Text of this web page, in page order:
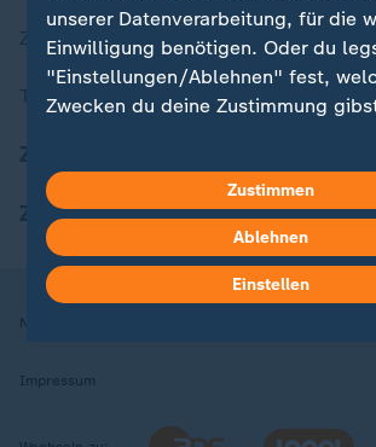
ZDFheute Stories
Themen im Überblick
ZDFheute Apps
Nutzungsbedingungen
Impressum
unserer Datenverarbeitung, für die
Einwilligung benötigen. Oder du
"Einstellungen/Ablehnen" fest,
Zwecken du deine Zustimmung
in deinen Einstellungen widerrufen
Hier findest du das Impressum.
Weitere Informationen findest du in
Datenschutzerklärung.
Zustimmen
Ablehnen
Einstellen